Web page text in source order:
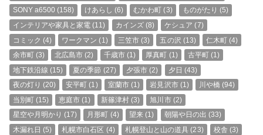
SONY a6500 (158) けあらし (6) むかわ町 (3) ものがたり (5)
インテリアや家具と家電 (11) カインズ(8) ケシュア (7)
コミック (4) ワークマン (1) 三笠市 (3) 五の沢 (13) 仁木町 (4)
余市町(3) 北広島市 (2) 千歳市(1) 厚真町 (1) 古平町 (1)
地下鉄沿線 (15) 夏の季節 (27) 夕張市 (2) 夕日 (43)
夜の灯り (20) 安平町 (1) 室蘭市(1) 岩見沢市(1) 川や橋 (94)
当別町(15) 恵庭市 (1) 新篠津村(3) 旭川市(2)
星空や月明かり (17) 月形町 (4) 望来 (1) 朝陽や日の出 (33)
木漏れ日 (5) 札幌市白石区 (4) 札幌登山と山の道具 (23) 校舎 (3)